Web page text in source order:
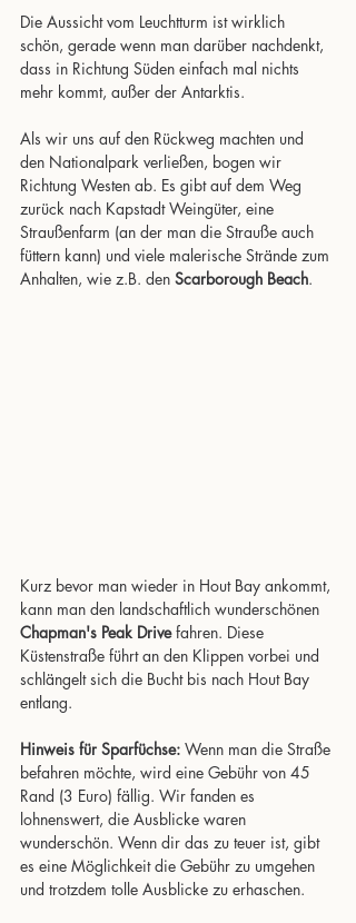
Die Aussicht vom Leuchtturm ist wirklich
schön, gerade wenn man darüber nachdenkt,
dass in Richtung Süden einfach mal nichts
mehr kommt, außer der Antarktis.
Als wir uns auf den Rückweg machten und
den Nationalpark verließen, bogen wir
Richtung Westen ab. Es gibt auf dem Weg
zurück nach Kapstadt Weingüter, eine
Straußenfarm (an der man die Strauße auch
füttern kann) und viele malerische Strände zum
Anhalten, wie z.B. den Scarborough Beach.
Kurz bevor man wieder in Hout Bay ankommt,
kann man den landschaftlich wunderschönen
Chapman's Peak Drive fahren. Diese
Küstenstraße führt an den Klippen vorbei und
schlängelt sich die Bucht bis nach Hout Bay
entlang.
Hinweis für Sparfüchse: Wenn man die Straße
befahren möchte, wird eine Gebühr von 45
Rand (3 Euro) fällig. Wir fanden es
lohnenswert, die Ausblicke waren
wunderschön. Wenn dir das zu teuer ist, gibt
es eine Möglichkeit die Gebühr zu umgehen
und trotzdem tolle Ausblicke zu erhaschen.